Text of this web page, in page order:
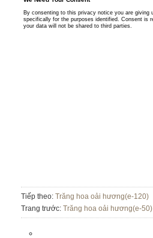
Tiếp theo: Trăng hoa oải hương(e-120)
Trang trước: Trăng hoa oải hương(e-50)